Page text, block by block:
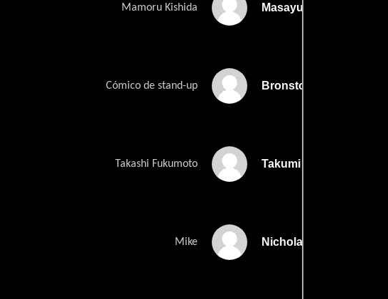
Mamoru Kishida Masayuki Imai
Cómico de stand-up Bronston Jones
Takashi Fukumoto Takumi Matsumoto
Mike Nicholas Pettas